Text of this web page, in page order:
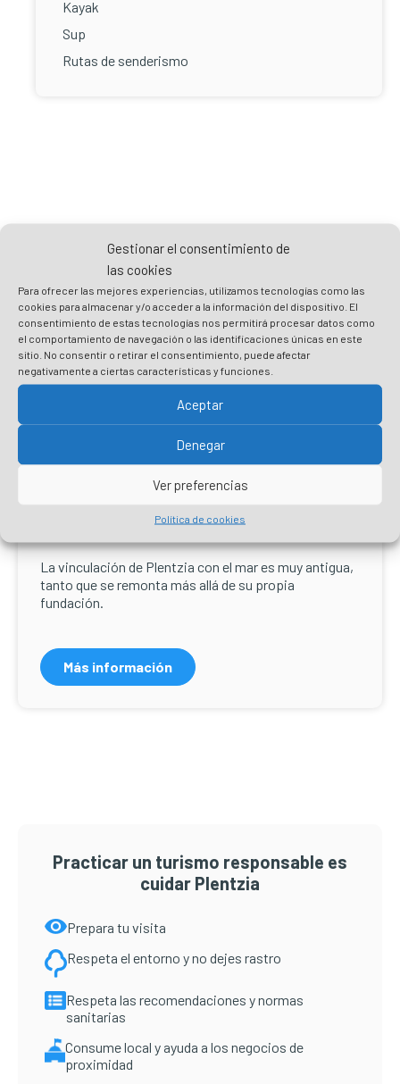
Gestionar el consentimiento de
las cookies
Para ofrecer las mejores experiencias, utilizamos tecnologías como las
cookies para almacenar y/o acceder a la información del dispositivo. El
consentimiento de estas tecnologías nos permitirá procesar datos como
el comportamiento de navegación o las identificaciones únicas en este
sitio. No consentir o retirar el consentimiento, puede afectar
negativamente a ciertas características y funciones.
Aceptar
Denegar
Ver preferencias
Política de cookies
Kayak
Sup
Rutas de senderismo
La vinculación de Plentzia con el mar es muy antigua,
tanto que se remonta más allá de su propia
fundación.
Más información
Practicar un turismo responsable es
cuidar Plentzia
Prepara tu visita
Respeta el entorno y no dejes rastro
Respeta las recomendaciones y normas
sanitarias
Consume local y ayuda a los negocios de
proximidad